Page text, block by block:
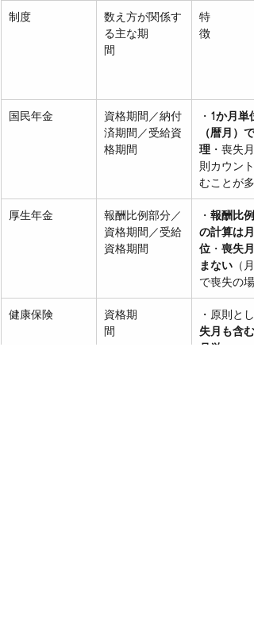
制度
数え方が関係す
る主な期
間
特
国民年金
資格期間／納付
済期間／受給資
格期間
・ 1か月単位
（暦月）で
理 ・喪失
則カウント
むことが多
厚生年金
報酬比例部分／
資格期間／受給
資格期間
・ 報酬比例
の計算は月
位 ・ 喪失月
まない （
で喪失の場
健康保険
資格期
間
・原則とし
失月も含む
月単